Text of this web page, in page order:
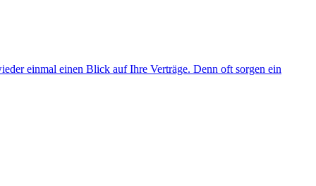
einmal einen Blick auf Ihre Verträge. Denn oft sorgen ein